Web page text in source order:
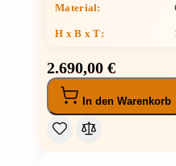
Material:
H x B x T:
2.690,00 €
In den Warenkorb